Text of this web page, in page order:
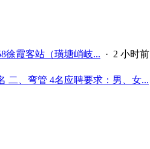
徐霞客站（璜塘峭岐... · 2 小时前
二、弯管 4名应聘要求：男、女...